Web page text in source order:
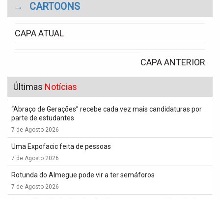
→ CARTOONS
CAPA ATUAL
CAPA ANTERIOR
Últimas Notícias
“Abraço de Gerações” recebe cada vez mais candidaturas por
parte de estudantes
7 de Agosto 2026
Uma Expofacic feita de pessoas
7 de Agosto 2026
Rotunda do Almegue pode vir a ter semáforos
7 de Agosto 2026